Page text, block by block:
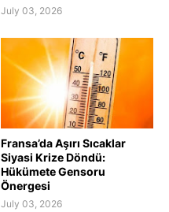
July 03, 2026
Fransa’da Aşırı Sıcaklar
Siyasi Krize Döndü:
Hükümete Gensoru
Önergesi
July 03, 2026